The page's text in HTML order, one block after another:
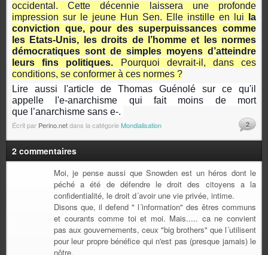
occidental. Cette décennie laissera une profonde
impression sur le jeune Hun Sen. Elle instille en lui
la
conviction que, pour des superpuissances comme
les Etats-Unis, les droits de l’homme et les normes
démocratiques sont de simples moyens d’atteindre
leurs fins politiques. Pourquoi devrait-il, dans ces
conditions, se conformer à ces normes ?
Lire aussi
l'article de Thomas Guénolé sur ce qu'il
appelle l'e-anarchisme qui fait moins de mort
que l’anarchisme sans e-.
Écrit par Perino.netdans la catégorieMondialisation 2
2 commentaires
Moi, je pense aussi que Snowden est un héros dont le
péché a été de défendre le droit des citoyens a la
confidentialité, le droit d´avoir une vie privée, intime.
Disons que, il defend " l´information" des êtres communs
et courants comme toi et moi. Mais..... ca ne convient
pas aux gouvernements, ceux "big brothers" que l´utilisent
pour leur propre bénéfice qui n'est pas (presque jamais) le
nôtre.